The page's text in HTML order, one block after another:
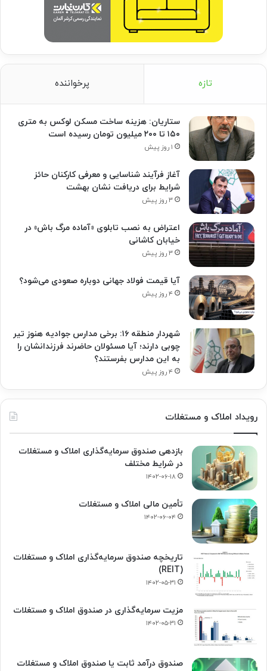
تازه پرخواننده
ستاریان: هزینه ساخت مسکن لوکس به متری
۱۵۰ تا ۲۰۰ میلیون تومان رسیده است
۱ روز پیش
آغاز فرآیند شناسایی و معرفی کارکنان حائز
شرایط برای دریافت نشان بهشت
۳ روز پیش
اعتراض به نصب تابلوی «آماده مرگ باش» در
خیابان کاشانی
۳ روز پیش
آیا قیمت فولاد جهانی دوباره صعودی می‌شود؟
۴ روز پیش
شهردار منطقه ۱۶: برخی مدارس جوادیه هنوز تیر
چوبی دارند؛ آیا مسئولان حاضرند فرزندانشان را
به این مدارس بفرستند؟
۴ روز پیش
رویداد املاک و مستغلات
بازدهی صندوق سرمایه‌گذاری املاک و مستغلات
در شرایط مختلف
۱۴۰۲-۰۶-۱۸
تأمین مالی املاک و مستغلات
۱۴۰۲-۰۶-۰۴
تاریخچه صندوق سرمایه‌گذاری املاک و مستغلات
(REIT)
۱۴۰۲-۰۵-۳۱
مزیت سرمایه‌گذاری در صندوق املاک و مستغلات
۱۴۰۲-۰۵-۳۱
صندوق درآمد ثابت یا صندوق املاک و مستغلات